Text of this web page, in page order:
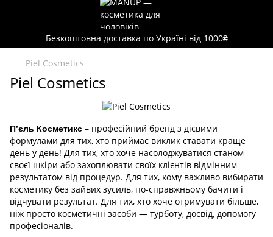
Безкоштовна доставка по Україні від 1000₴
Piel Cosmetics
Piel Cosmetics
П’єль Косметикс – професійний бренд з дієвими
формулами для тих, хто приймає виклик ставати краще
день у день! Для тих, хто хоче насолоджуватися станом
своєї шкіри або захоплювати своїх клієнтів відмінним
результатом від процедур. Для тих, кому важливо вибирати
косметику без зайвих зусиль, по-справжньому бачити і
відчувати результат. Для тих, хто хоче отримувати більше,
ніж просто косметичні засоби — турботу, досвід, допомогу
професіоналів.